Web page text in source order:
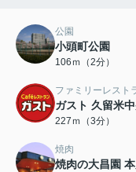
公園
小頭町公園
106ｍ（2分）
ファミリーレスト
ガスト 久留米
227ｍ（3分）
焼肉
焼肉の大昌園